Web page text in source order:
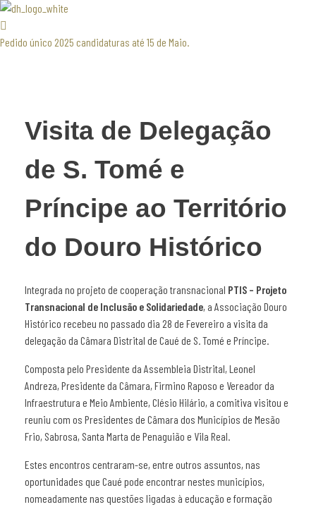
Pedido único 2025 candidaturas até 15 de Maio.
Visita de Delegação
de S. Tomé e
Príncipe ao Território
do Douro Histórico
Integrada no projeto de cooperação transnacional PTIS – Projeto
Transnacional de Inclusão e Solidariedade, a Associação Douro
Histórico recebeu no passado dia 28 de Fevereiro a visita da
delegação da Câmara Distrital de Caué de S. Tomé e Príncipe.
Composta pelo Presidente da Assembleia Distrital, Leonel
Andreza, Presidente da Câmara, Firmino Raposo e Vereador da
Infraestrutura e Meio Ambiente, Clésio Hilário, a comitiva visitou e
reuniu com os Presidentes de Câmara dos Municípios de Mesão
Frio, Sabrosa, Santa Marta de Penaguião e Vila Real.
Estes encontros centraram-se, entre outros assuntos, nas
oportunidades que Caué pode encontrar nestes municípios,
nomeadamente nas questões ligadas à educação e formação